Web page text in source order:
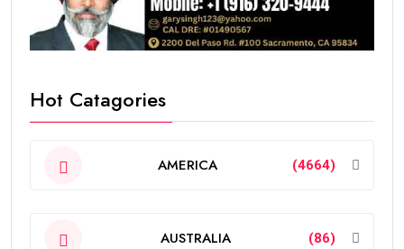
Hot Catagories
AMERICA (4664)
AUSTRALIA (86)